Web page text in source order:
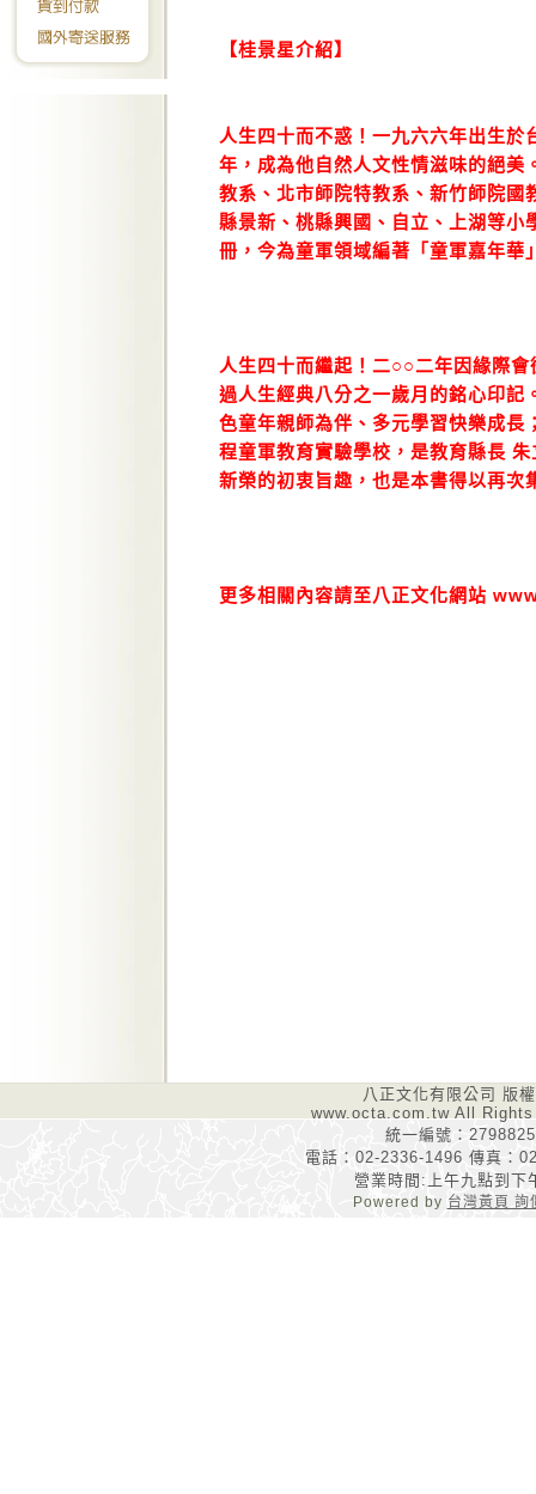
【桂景星介紹】
人生四十而不惑！一九六六年出生
年，成為他自然人文性情滋味的絕美
教系、北市師院特教系、新竹師院國
縣景新、桃縣興國、自立、上湖等小
冊，今為童軍領域編著「童軍嘉年華
人生四十而繼起！二○○二年因緣際
過人生經典八分之一歲月的銘心印記
色童年親師為伴、多元學習快樂成長
程童軍教育實驗學校，是教育縣長
新榮的初衷旨趣，也是本書得以再次
更多相關內容請至八正文化網站
八正文化有限公司 版
www.octa.com.tw All
統一編號：
電話：02-2336-1496 傳真：
營業時間:上午九點到下
Powered by 台灣黃頁 詢